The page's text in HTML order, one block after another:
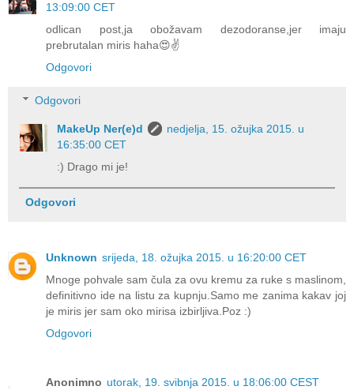
13:09:00 CET
odlican post,ja obožavam dezodoranse,jer imaju
prebrutalan miris haha😍✌️
Odgovori
Odgovori
MakeUp Ner(e)d
nedjelja, 15. ožujka 2015. u
16:35:00 CET
:) Drago mi je!
Odgovori
Unknown srijeda, 18. ožujka 2015. u 16:20:00 CET
Mnoge pohvale sam čula za ovu kremu za ruke s maslinom,
definitivno ide na listu za kupnju.Samo me zanima kakav joj
je miris jer sam oko mirisa izbirljiva.Poz :)
Odgovori
Anonimno utorak, 19. svibnja 2015. u 18:06:00 CEST